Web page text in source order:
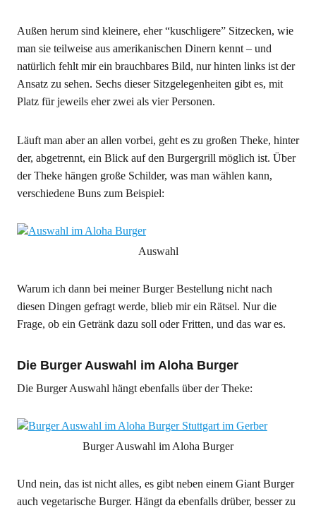
Außen herum sind kleinere, eher “kuschligere” Sitzecken, wie
man sie teilweise aus amerikanischen Dinern kennt – und
natürlich fehlt mir ein brauchbares Bild, nur hinten links ist der
Ansatz zu sehen. Sechs dieser Sitzgelegenheiten gibt es, mit
Platz für jeweils eher zwei als vier Personen.
Läuft man aber an allen vorbei, geht es zu großen Theke, hinter
der, abgetrennt, ein Blick auf den Burgergrill möglich ist. Über
der Theke hängen große Schilder, was man wählen kann,
verschiedene Buns zum Beispiel:
Auswahl
Warum ich dann bei meiner Burger Bestellung nicht nach
diesen Dingen gefragt werde, blieb mir ein Rätsel. Nur die
Frage, ob ein Getränk dazu soll oder Fritten, und das war es.
Die Burger Auswahl im Aloha Burger
Die Burger Auswahl hängt ebenfalls über der Theke:
Burger Auswahl im Aloha Burger
Und nein, das ist nicht alles, es gibt neben einem Giant Burger
auch vegetarische Burger. Hängt da ebenfalls drüber, besser zu